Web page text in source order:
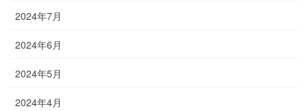
2024年7月
2024年6月
2024年5月
2024年4月